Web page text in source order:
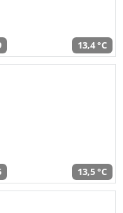
13,4 °C
13,5 °C